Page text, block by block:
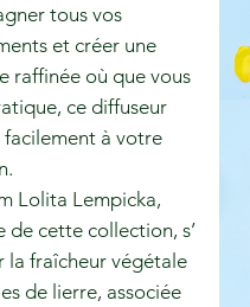
tous vos
et créer une
raffinée où que vous
ce diffuseur
facilement à votre
Lolita Lempicka,
de cette collection, s’
la fraîcheur végétale
de lierre, associée